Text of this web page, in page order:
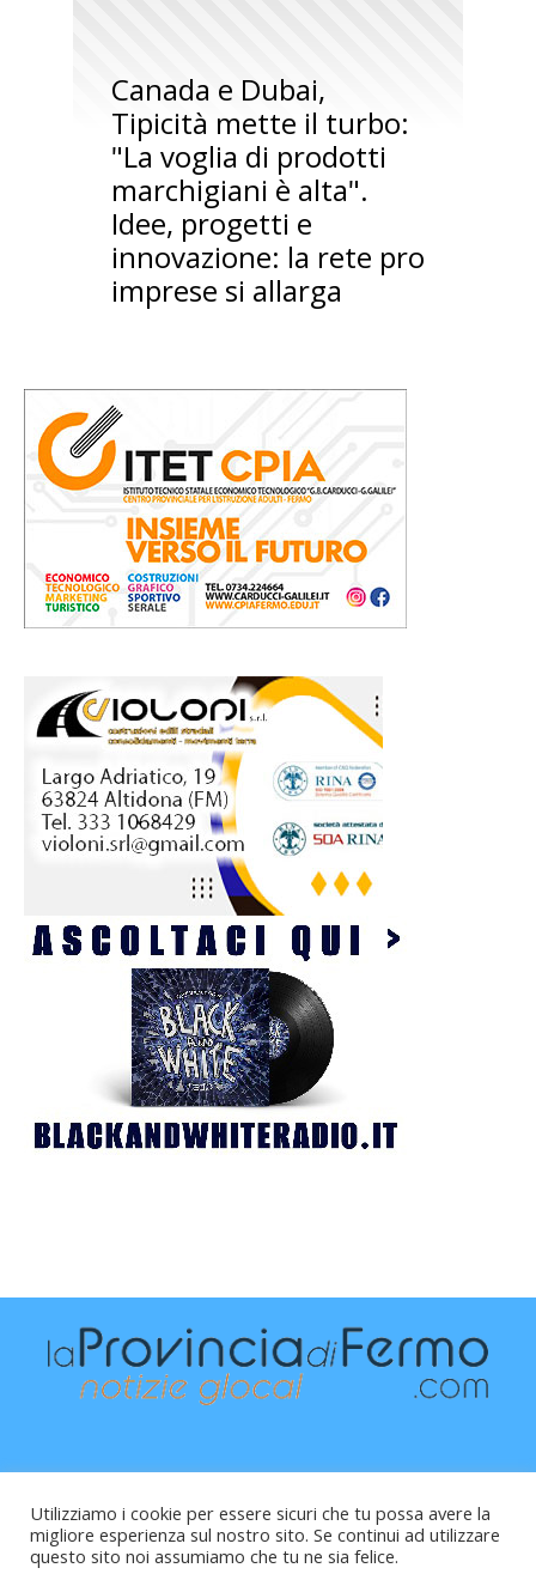
Canada e Dubai,
Tipicità mette il turbo:
"La voglia di prodotti
marchigiani è alta".
Idee, progetti e
innovazione: la rete pro
imprese si allarga
Utilizziamo i cookie per essere sicuri che tu possa avere la
migliore esperienza sul nostro sito. Se continui ad utilizzare
questo sito noi assumiamo che tu ne sia felice.